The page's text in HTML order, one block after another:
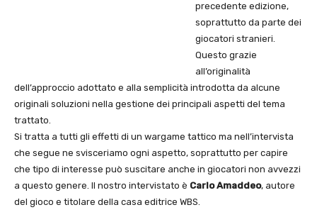
precedente edizione,
soprattutto da parte dei
giocatori stranieri.
Questo grazie
all’originalità
dell’approccio adottato e alla semplicità introdotta da alcune
originali soluzioni nella gestione dei principali aspetti del tema
trattato.
Si tratta a tutti gli effetti di un wargame tattico ma nell’intervista
che segue ne svisceriamo ogni aspetto, soprattutto per capire
che tipo di interesse può suscitare anche in giocatori non avvezzi
a questo genere. Il nostro intervistato è Carlo Amaddeo, autore
del gioco e titolare della casa editrice WBS.